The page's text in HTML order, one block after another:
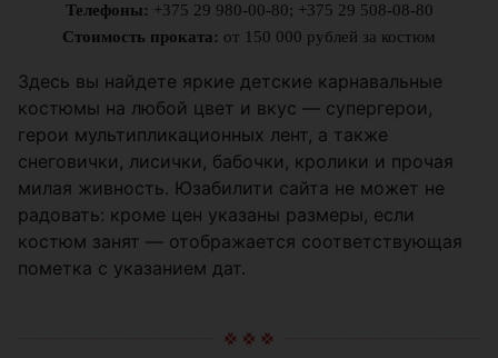
Телефоны: +375 29 980-00-80; +375 29 508-08-80
Стоимость проката: от 150 000 рублей за костюм
Здесь вы найдете яркие детские карнавальные
костюмы на любой цвет и вкус — супергерои,
герои мультипликационных лент, а также
снеговички, лисички, бабочки, кролики и прочая
милая живность. Юзабилити сайта не может не
радовать: кроме цен указаны размеры, если
костюм занят — отображается соответствующая
пометка с указанием дат.